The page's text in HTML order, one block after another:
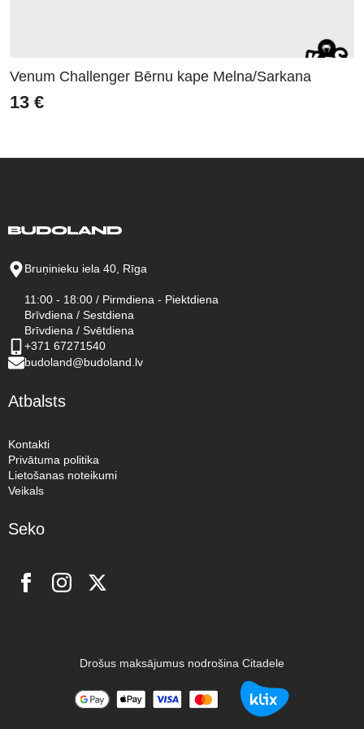
Venum Challenger Bērnu kape Melna/Sarkana
13 €
Bruņinieku iela 40, Rīga
11:00 - 18:00 / Pirmdiena - Piektdiena
Brīvdiena / Sestdiena
Brīvdiena / Svētdiena
+371 67271540
budoland@budoland.lv
Atbalsts
Kontakti
Privātuma politika
Lietošanas noteikumi
Veikals
Seko
Drošus maksājumus nodrošina Citadele